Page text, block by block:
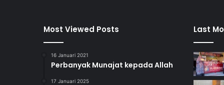
Most Viewed Posts
16 Januari 2021
Perbanyak Munajat kepada Allah
17 Januari 2025
Last